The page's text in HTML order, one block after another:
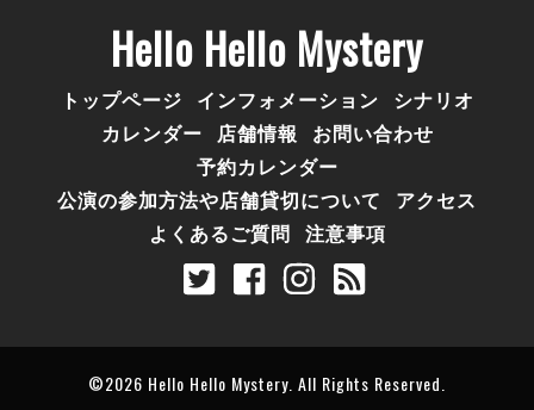
Hello Hello Mystery
トップページ インフォメーション シナリオ
カレンダー 店舗情報
お問い合わせ
予約カレンダー
公演の参加方法や店舗貸切について
アクセス
よくあるご質問 注意事項
©2026 Hello Hello Mystery. All Rights Reserved.